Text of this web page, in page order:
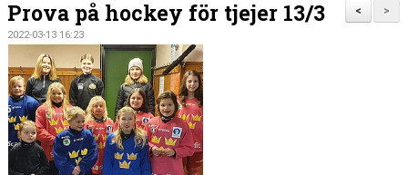
TRUPPEN
BILDGALLERI
DOKUMENT
KONTAKT
>
<
Prova på hockey för tjejer 13/3
2022-03-13 16:23